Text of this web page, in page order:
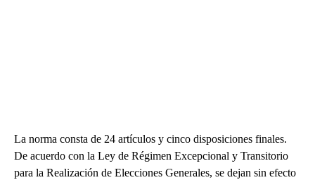
La norma consta de 24 artículos y cinco disposiciones finales.
De acuerdo con la Ley de Régimen Excepcional y Transitorio
para la Realización de Elecciones Generales, se dejan sin efecto